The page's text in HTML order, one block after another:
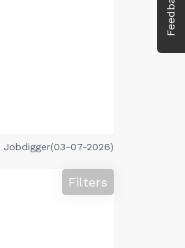
Feedback
Jobdigger(03-07-2026)
Filters